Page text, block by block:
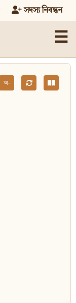
সদস্য নিবন্ধন
☰
অ-